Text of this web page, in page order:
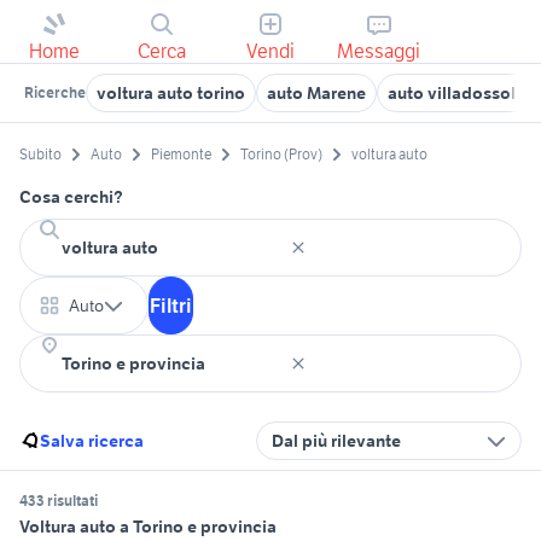
Home Cerca Vendi Messaggi
Ricerche voltura auto torino auto Marene auto villadossola
Subito Auto Piemonte Torino (Prov) voltura auto
Cosa cerchi?
Auto Filtri
Salva ricerca Dal più rilevante
433 risultati
Voltura auto a Torino e provincia